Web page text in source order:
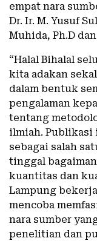
empat nara
Dr. Ir. M. Yusuf
Muhida, Ph.D
“Halal Bihalal
kita adakan
dalam bentuk
pengalaman
tentang
ilmiah.
sebagai salah
tinggal
kuantitas dan
Lampung bekerja
mencoba
nara sumber
penelitian dan